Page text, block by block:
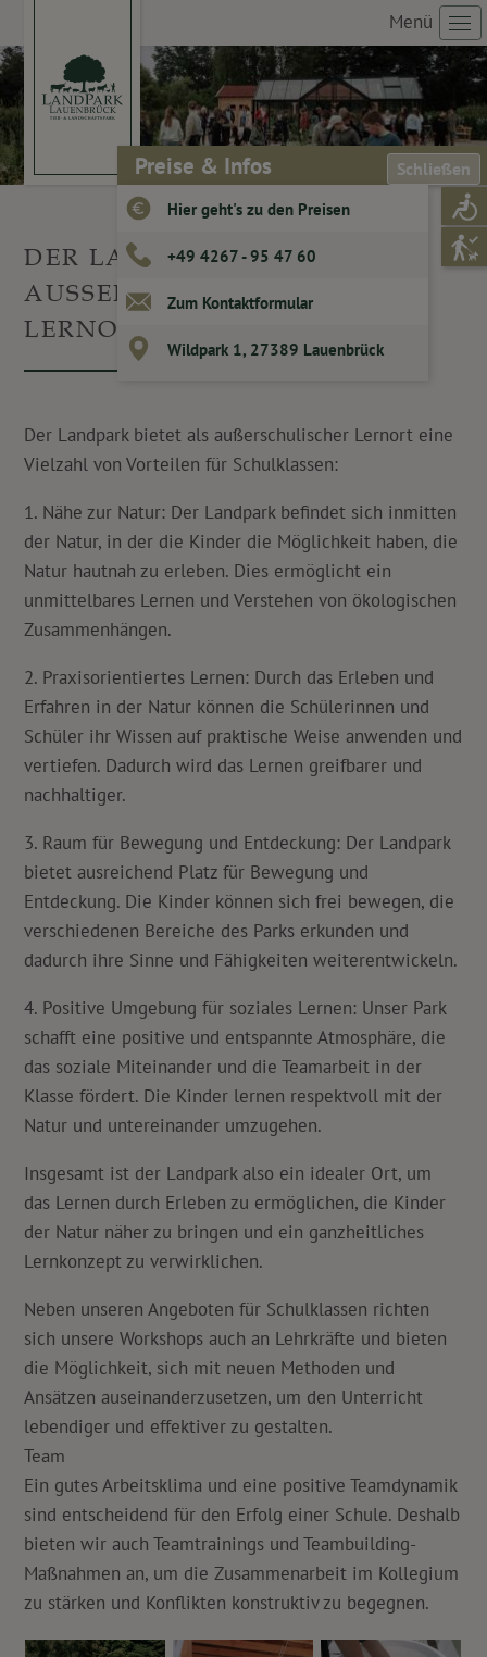
Menü
Preise & Infos
Schließen
Hier geht's zu den Preisen
+49 4267 - 95 47 60
Zum Kontaktformular
Wildpark 1, 27389 Lauenbrück
DER LANDPARK ALS
AUSSERSCHULISCHER L
ERNORT
Der Landpark bietet als außerschulischer Lernort eine
Vielzahl von Vorteilen für Schulklassen:
1. Nähe zur Natur: Der Landpark befindet sich inmitten
der Natur, in der die Kinder die Möglichkeit haben, die
Natur hautnah zu erleben. Dies ermöglicht ein
unmittelbares Lernen und Verstehen von ökologischen
Zusammenhängen.
2. Praxisorientiertes Lernen: Durch das Erleben und
Erfahren in der Natur können die Schülerinnen und
Schüler ihr Wissen auf praktische Weise anwenden und
vertiefen. Dadurch wird das Lernen greifbarer und
nachhaltiger.
3. Raum für Bewegung und Entdeckung: Der Landpark
bietet ausreichend Platz für Bewegung und
Entdeckung. Die Kinder können sich frei bewegen, die
verschiedenen Bereiche des Parks erkunden und
dadurch ihre Sinne und Fähigkeiten weiterentwickeln.
4. Positive Umgebung für soziales Lernen: Unser Park
schafft eine positive und entspannte Atmosphäre, die
das soziale Miteinander und die Teamarbeit in der
Klasse fördert. Die Kinder lernen respektvoll mit der
Natur und untereinander umzugehen.
Insgesamt ist der Landpark also ein idealer Ort, um
das Lernen durch Erleben zu ermöglichen, die Kinder
der Natur näher zu bringen und ein ganzheitliches
Lernkonzept zu verwirklichen.
Neben unseren Angeboten für Schulklassen richten
sich unsere Workshops auch an Lehrkräfte und bieten
die Möglichkeit, sich mit neuen Methoden und
Ansätzen auseinanderzusetzen, um den Unterricht
lebendiger und effektiver zu gestalten.
Team
Ein gutes Arbeitsklima und eine positive Teamdynamik
sind entscheidend für den Erfolg einer Schule. Deshalb
bieten wir auch Teamtrainings und Teambuilding-
Maßnahmen an, um die Zusammenarbeit im Kollegium
zu stärken und Konflikten konstruktiv zu begegnen.